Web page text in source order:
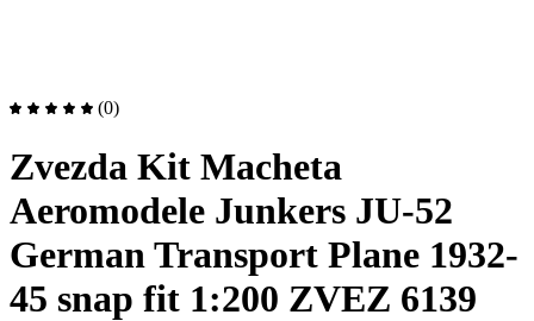
(0)
Zvezda Kit Macheta
Aeromodele Junkers JU-52
German Transport Plane 1932-
45 snap fit 1:200 ZVEZ 6139